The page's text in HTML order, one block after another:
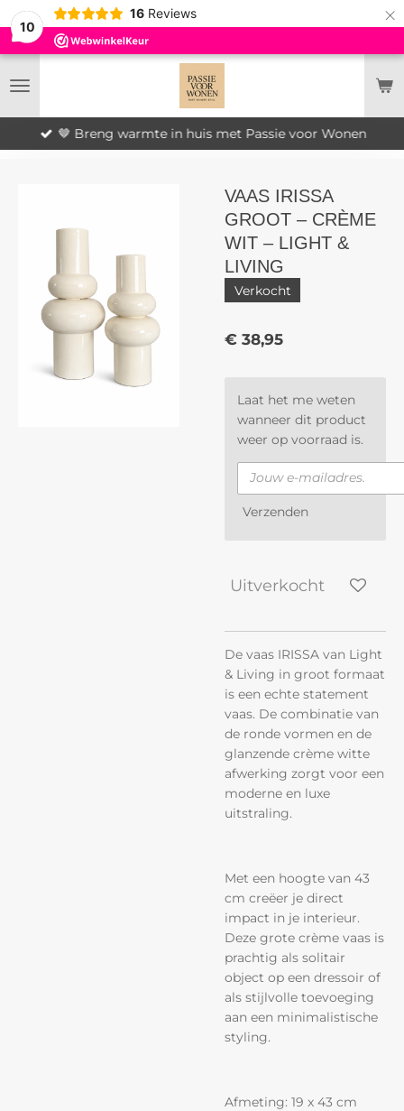
10
16 Reviews ×
🤎 Breng warmte in huis met Passie voor Wonen
VAAS IRISSA
GROOT – CRÈME
WIT – LIGHT &
LIVING
Verkocht
€ 38,95
Laat het me weten
wanneer dit product
weer op voorraad is.
Verzenden
Uitverkocht
De vaas IRISSA van Light
& Living in groot formaat
is een echte statement
vaas. De combinatie van
de ronde vormen en de
glanzende crème witte
afwerking zorgt voor een
moderne en luxe
uitstraling.
Met een hoogte van 43
cm creëer je direct
impact in je interieur.
Deze grote crème vaas is
prachtig als solitair
object op een dressoir of
als stijlvolle toevoeging
aan een minimalistische
styling.
Afmeting: 19 x 43 cm